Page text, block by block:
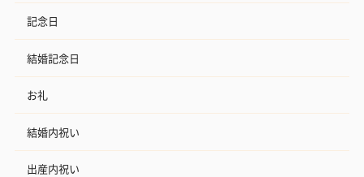
記念日
結婚記念日
お礼
結婚内祝い
出産内祝い